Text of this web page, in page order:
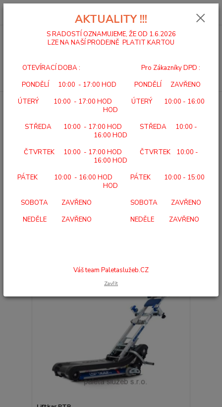
0,00 Kč
Úvod SCHODOLEZY Pásové schodolezy
Pásové schodolezy
Upřesnit parametry
AKTUALITY !!!
S RADOSTÍ OZNAMUJEME, ŽE OD 1.6.2026
LZE NA NAŠÍ PRODEJNĚ PLATIT KARTOU
OTEVÍRACÍ DOBA : Pro Zákazníky DPD :
PONDĚLÍ 10:00 - 17:00 HOD PONDĚLÍ ZAVŘENO
ÚTERÝ 10:00 - 17:00 HOD ÚTERÝ 10:00 - 16:00
HOD
STŘEDA 10:00 - 17:00 HOD STŘEDA 10:00 -
16:00 HOD
ČTVRTEK 10:00 - 17:00 HOD ČTVRTEK 10:00 -
16:00 HOD
PÁTEK 10:00 - 16:00 HOD PÁTEK 10:00 - 15:00
HOD
SOBOTA ZAVŘENO SOBOTA ZAVŘENO
NEDĚLE ZAVŘENO NEDĚLE ZAVŘENO
Váš team Paletaslužeb.CZ
Zavřít